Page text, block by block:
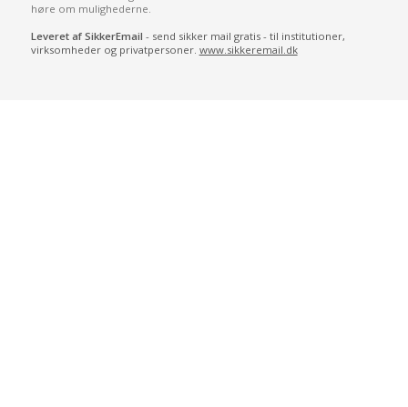
høre om mulighederne.
Leveret af SikkerEmail - send sikker mail gratis - til institutioner,
virksomheder og privatpersoner. www.sikkeremail.dk